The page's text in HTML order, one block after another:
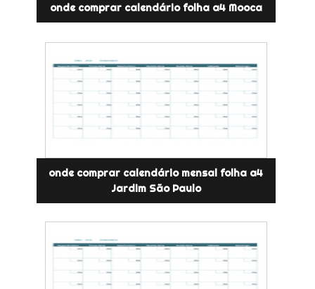
onde comprar calendário folha a4 Mooca
onde comprar calendário mensal folha a4
Jardim São Paulo